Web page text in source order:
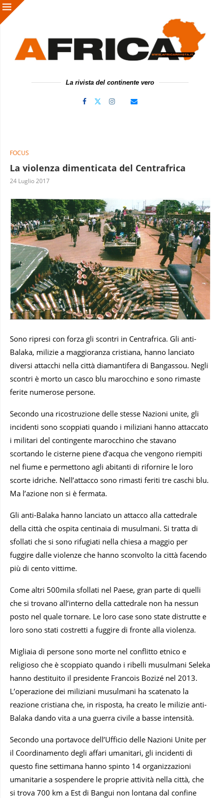
La rivista del continente vero
FOCUS
La violenza dimenticata del Centrafrica
24 Luglio 2017
Sono ripresi con forza gli scontri in Centrafrica. Gli anti-
Balaka, milizie a maggioranza cristiana, hanno lanciato
diversi attacchi nella città diamantifera di Bangassou. Negli
scontri è morto un casco blu marocchino e sono rimaste
ferite numerose persone.
Secondo una ricostruzione delle stesse Nazioni unite, gli
incidenti sono scoppiati quando i miliziani hanno attaccato
i militari del contingente marocchino che stavano
scortando le cisterne piene d’acqua che vengono riempiti
nel fiume e permettono agli abitanti di rifornire le loro
scorte idriche. Nell’attacco sono rimasti feriti tre caschi blu.
Ma l’azione non si è fermata.
Gli anti-Balaka hanno lanciato un attacco alla cattedrale
della città che ospita centinaia di musulmani. Si tratta di
sfollati che si sono rifugiati nella chiesa a maggio per
fuggire dalle violenze che hanno sconvolto la città facendo
più di cento vittime.
Come altri 500mila sfollati nel Paese, gran parte di quelli
che si trovano all’interno della cattedrale non ha nessun
posto nel quale tornare. Le loro case sono state distrutte e
loro sono stati costretti a fuggire di fronte alla violenza.
Migliaia di persone sono morte nel conflitto etnico e
religioso che è scoppiato quando i ribelli musulmani Seleka
hanno destituito il presidente Francois Bozizé nel 2013.
L’operazione dei miliziani musulmani ha scatenato la
reazione cristiana che, in risposta, ha creato le milizie anti-
Balaka dando vita a una guerra civile a basse intensità.
Secondo una portavoce dell’Ufficio delle Nazioni Unite per
il Coordinamento degli affari umanitari, gli incidenti di
questo fine settimana hanno spinto 14 organizzazioni
umanitarie a sospendere le proprie attività nella città, che
si trova 700 km a Est di Bangui non lontana dal confine